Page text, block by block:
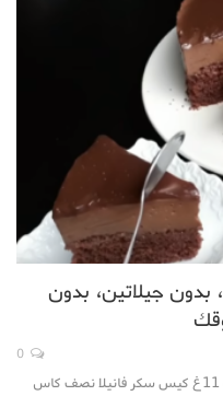
بدون جيلاتين، بدون
مقادير الكيك : بيضتين كيس خميرة الحلويات 11غ كيس سكر فانيلا نصف كاس